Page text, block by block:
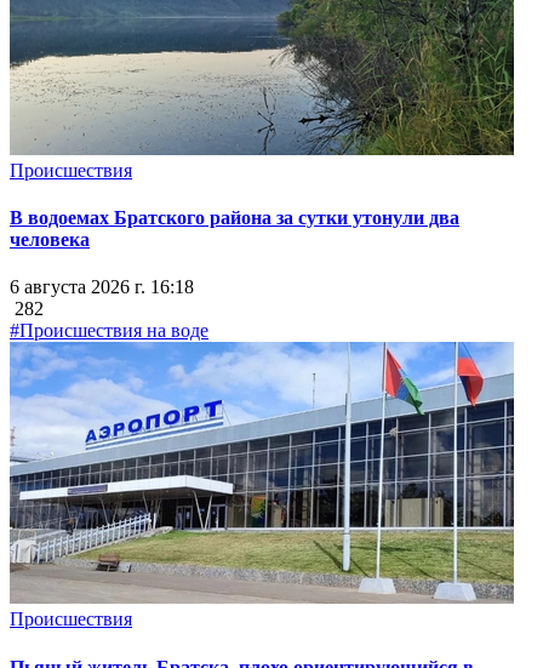
Происшествия
В водоемах Братского района за сутки утонули два
человека
6 августа 2026 г. 16:18
282
#Происшествия на воде
Происшествия